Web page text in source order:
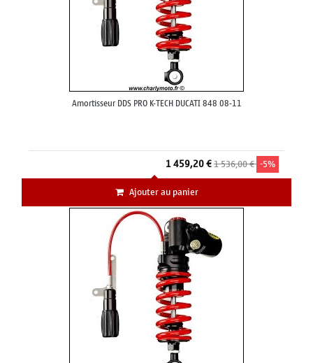
Amortisseur DDS PRO K-TECH DUCATI 848 08-11
1 459,20 €1 536,00 € -5%
Ajouter au panier